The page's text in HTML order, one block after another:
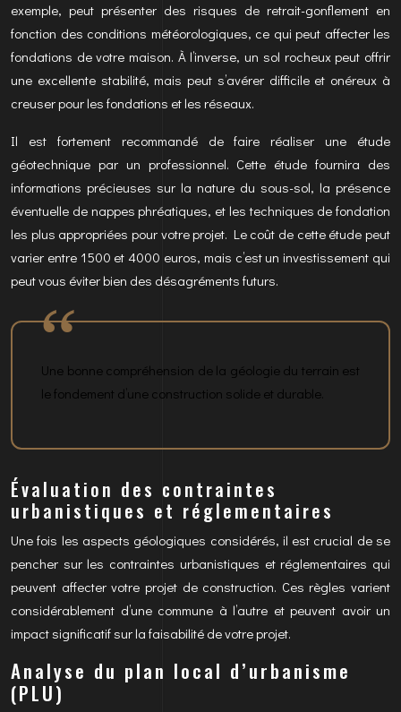
exemple, peut présenter des risques de retrait-gonflement en
fonction des conditions météorologiques, ce qui peut affecter les
fondations de votre maison. À l’inverse, un sol rocheux peut offrir
une excellente stabilité, mais peut s’avérer difficile et onéreux à
creuser pour les fondations et les réseaux.
Il est fortement recommandé de faire réaliser une étude
géotechnique par un professionnel. Cette étude fournira des
informations précieuses sur la nature du sous-sol, la présence
éventuelle de nappes phréatiques, et les techniques de fondation
les plus appropriées pour votre projet. Le coût de cette étude peut
varier entre 1500 et 4000 euros, mais c’est un investissement qui
peut vous éviter bien des désagréments futurs.
Une bonne compréhension de la géologie du terrain est
le fondement d’une construction solide et durable.
Évaluation des contraintes
urbanistiques et réglementaires
Une fois les aspects géologiques considérés, il est crucial de se
pencher sur les contraintes urbanistiques et réglementaires qui
peuvent affecter votre projet de construction. Ces règles varient
considérablement d’une commune à l’autre et peuvent avoir un
impact significatif sur la faisabilité de votre projet.
Analyse du plan local d’urbanisme
(PLU)